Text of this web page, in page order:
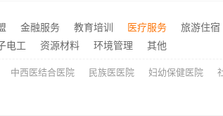
广州家装施工团队老房翻新选精匠饰家环保整装焕新家
金融服务 教育培训 医疗服务 旅游住宿
电工 资源材料 环境管理 其他
中西医结合医院 民族医医院 妇幼保健医院